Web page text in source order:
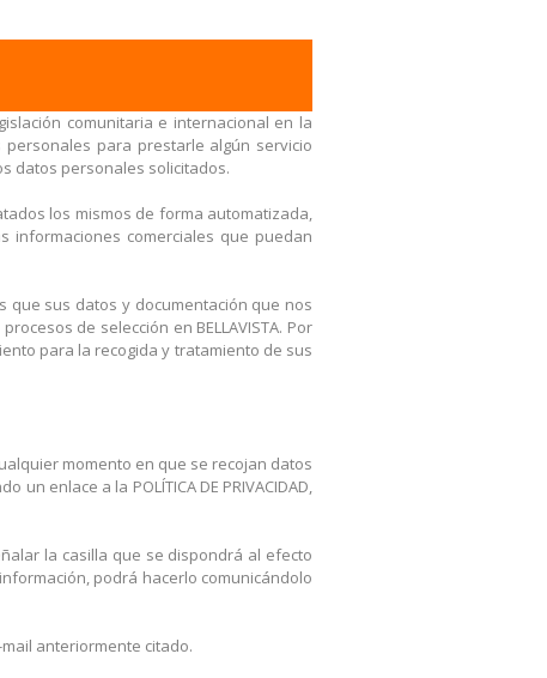
comunitaria e internacional en la
personales para prestarle algún servicio
datos personales solicitados.
los mismos de forma automatizada,
informaciones comerciales que puedan
que sus datos y documentación que nos
de selección en BELLAVISTA. Por
para la recogida y tratamiento de sus
momento en que se recojan datos
enlace a la POLÍTICA DE PRIVACIDAD,
la casilla que se dispondrá al efecto
podrá hacerlo comunicándolo
anteriormente citado.